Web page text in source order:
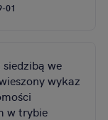
01
we
wykaz
w trybie